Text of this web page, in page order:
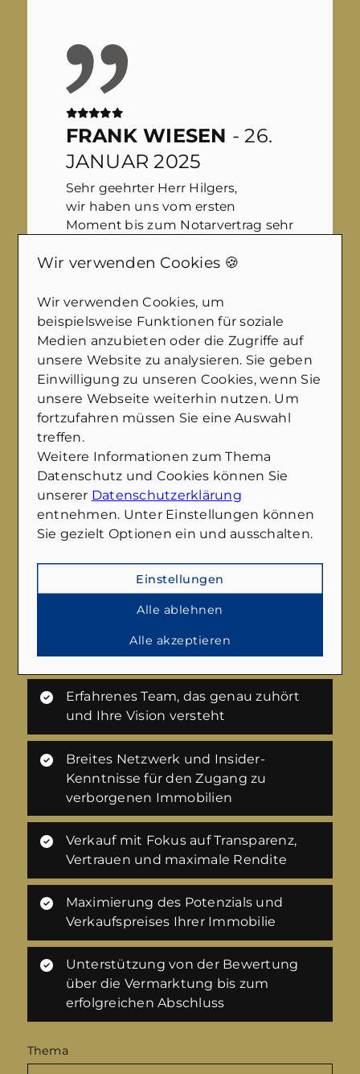
FRANK WIESEN - 26.
JANUAR 2025
Sehr geehrter Herr Hilgers,
wir haben uns vom ersten
Moment bis zum Notarvertrag sehr
und Ihr freundliches Team haben
reagiert.
Ihre professionelle
Vermarktungsstratgie ( Bilder,
Luftbilder per Drohne, Videos usw)
hat uns, aber offensichtlich auch
den Käufern, sehr gefallen.
Ihr Team.
Benötigen Sie Hilfe beim Verkauf Ihrer
Wir führen Sie gerne durch den gesamten
gleichzeitig auf Wunsch auch eine neue
Erfahrenes Team, das genau zuhört
und Ihre Vision versteht
Breites Netzwerk und Insider-
Kenntnisse für den Zugang zu
verborgenen Immobilien
Verkauf mit Fokus auf Transparenz,
Vertrauen und maximale Rendite
Maximierung des Potenzials und
Verkaufspreises Ihrer Immobilie
Unterstützung von der Bewertung
über die Vermarktung bis zum
erfolgreichen Abschluss
Thema
Wir verwenden Cookies 🍪
Wir verwenden Cookies, um
beispielsweise Funktionen für soziale
Medien anzubieten oder die Zugriffe auf
unsere Website zu analysieren. Sie geben
Einwilligung zu unseren Cookies, wenn Sie
unsere Webseite weiterhin nutzen. Um
fortzufahren müssen Sie eine Auswahl
treffen.
Weitere Informationen zum Thema
Datenschutz und Cookies können Sie
unserer Datenschutzerklärung
entnehmen. Unter Einstellungen können
Sie gezielt Optionen ein und ausschalten.
Einstellungen
Alle ablehnen
Alle akzeptieren